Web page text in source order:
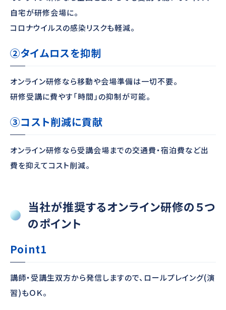
自宅が研修会場に。
コロナウイルスの感染リスクも軽減。
②タイムロスを抑制
オンライン研修なら移動や会場準備は一切不要。
研修受講に費やす「時間」の抑制が可能。
③コスト削減に貢献
オンライン研修なら受講会場までの交通費・宿泊費など出
費を抑えてコスト削減。
当社が推奨するオンライン研修の５つ
のポイント
Point1
講師・受講生双方から発信しますので、ロールプレイング(演
習)もＯＫ。